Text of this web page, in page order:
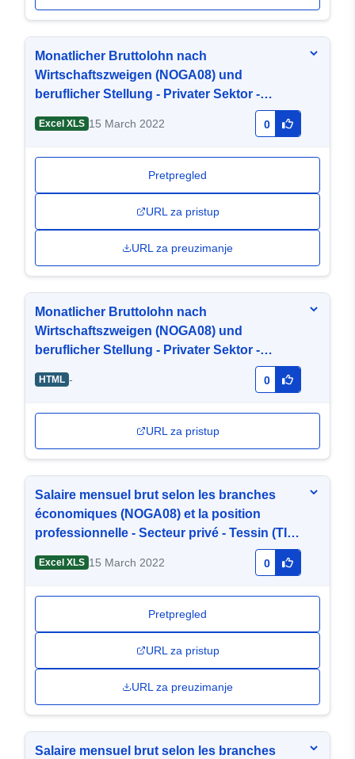
Monatlicher Bruttolohn nach
Wirtschaftszweigen (NOGA08) und
beruflicher Stellung - Privater Sektor -
Excel XLS 15 March 2022 0
Pretpregled
URL za pristup
URL za preuzimanje
Monatlicher Bruttolohn nach
Wirtschaftszweigen (NOGA08) und
beruflicher Stellung - Privater Sektor -
HTML - 0
URL za pristup
Salaire mensuel brut selon les branches
économiques (NOGA08) et la position
professionnelle - Secteur privé - Tessin (TI)
Excel XLS 15 March 2022 0
Pretpregled
URL za pristup
URL za preuzimanje
Salaire mensuel brut selon les branches